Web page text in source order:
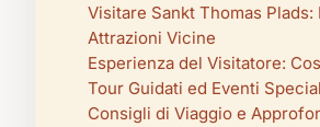
Visitare Sankt Thomas
Attrazioni Vicine
Esperienza del Visitatore:
Tour Guidati ed Eventi
Consigli di Viaggio e